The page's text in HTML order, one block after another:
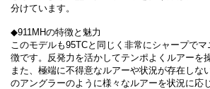
分けています。
◆911MHの特徴と魅力
このモデルも95TCと同じく非常にシャープで
徴です。反発力を活かしてテンポよくルアーを
また、極端に不得意なルアーや状況が存在しな
のアングラーのように様々なルアーを状況に応